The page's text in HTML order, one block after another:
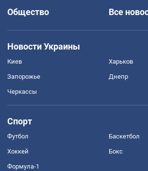
Общество
Все
Новости Украины
Киев Харьков
Запорожье Днепр
Черкассы
Спорт
Футбол Баскетбол
Хоккей Бокс
Формула-1